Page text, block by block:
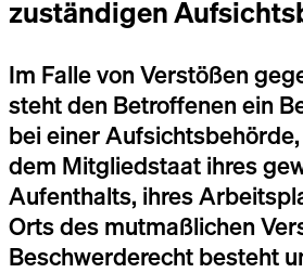
zuständigen
Im Falle von Verstößen
steht den Betroffenen ein
bei einer
dem Mitgliedstaat ihres
Aufenthalts, ihres
Orts des mutmaßlichen
Beschwerderecht besteht